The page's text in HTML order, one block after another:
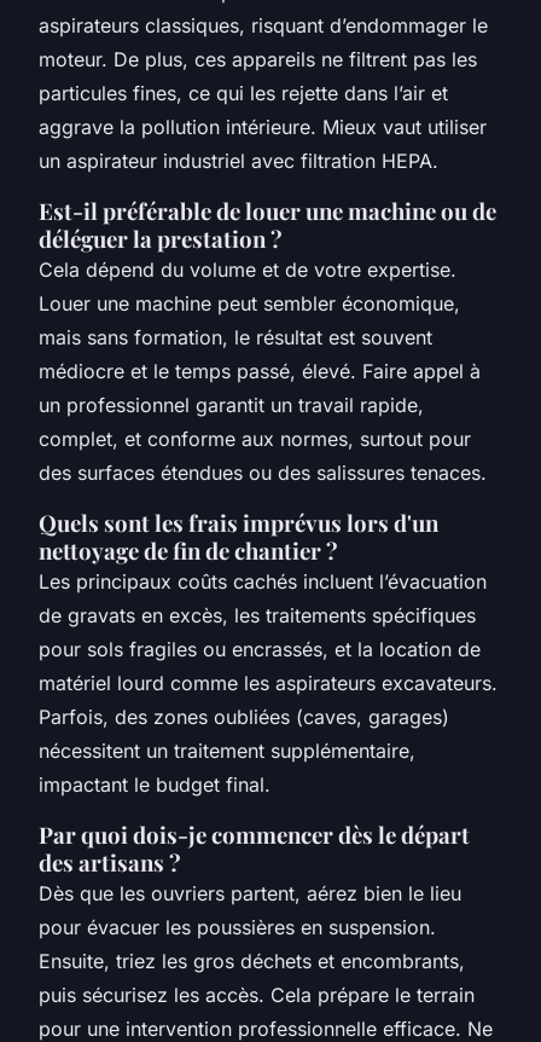
aspirateurs classiques, risquant d’endommager le
moteur. De plus, ces appareils ne filtrent pas les
particules fines, ce qui les rejette dans l’air et
aggrave la pollution intérieure. Mieux vaut utiliser
un aspirateur industriel avec filtration HEPA.
Est-il préférable de louer une machine ou de
déléguer la prestation ?
Cela dépend du volume et de votre expertise.
Louer une machine peut sembler économique,
mais sans formation, le résultat est souvent
médiocre et le temps passé, élevé. Faire appel à
un professionnel garantit un travail rapide,
complet, et conforme aux normes, surtout pour
des surfaces étendues ou des salissures tenaces.
Quels sont les frais imprévus lors d'un
nettoyage de fin de chantier ?
Les principaux coûts cachés incluent l’évacuation
de gravats en excès, les traitements spécifiques
pour sols fragiles ou encrassés, et la location de
matériel lourd comme les aspirateurs excavateurs.
Parfois, des zones oubliées (caves, garages)
nécessitent un traitement supplémentaire,
impactant le budget final.
Par quoi dois-je commencer dès le départ
des artisans ?
Dès que les ouvriers partent, aérez bien le lieu
pour évacuer les poussières en suspension.
Ensuite, triez les gros déchets et encombrants,
puis sécurisez les accès. Cela prépare le terrain
pour une intervention professionnelle efficace. Ne